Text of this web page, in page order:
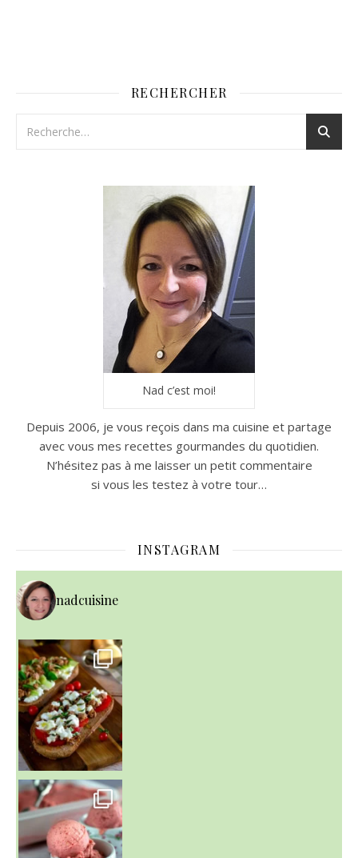
RECHERCHER
Nad c’est moi!
Depuis 2006, je vous reçois dans ma cuisine et partage
avec vous mes recettes gourmandes du quotidien.
N’hésitez pas à me laisser un petit commentaire
si vous les testez à votre tour…
INSTAGRAM
nadcuisine
~ NICE CREAM À LA FRAISE ~
Presque un mois que